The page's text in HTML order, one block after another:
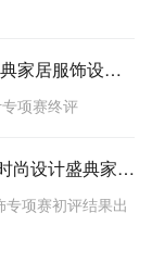
结果公示|第十三届国际大学生时尚设计盛典家居服饰设计专项赛终评
项赛终评
入围名单公布 | 2024第十三届国际大学生时尚设计盛典家居服饰专项赛初评结果出炉
项赛初评结果出